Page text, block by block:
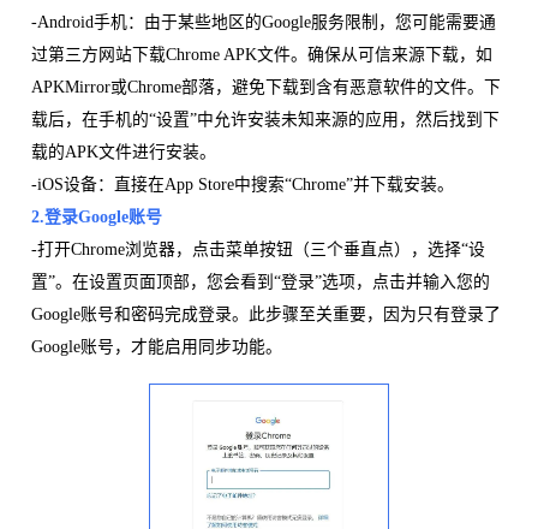
-Android手机：由于某些地区的Google服务限制，您可能需要通
过第三方网站下载Chrome APK文件。确保从可信来源下载，如
APKMirror或Chrome部落，避免下载到含有恶意软件的文件。下
载后，在手机的“设置”中允许安装未知来源的应用，然后找到下
载的APK文件进行安装。
-iOS设备：直接在App Store中搜索“Chrome”并下载安装。
2.登录Google账号
-打开Chrome浏览器，点击菜单按钮（三个垂直点），选择“设
置”。在设置页面顶部，您会看到“登录”选项，点击并输入您的
Google账号和密码完成登录。此步骤至关重要，因为只有登录了
Google账号，才能启用同步功能。